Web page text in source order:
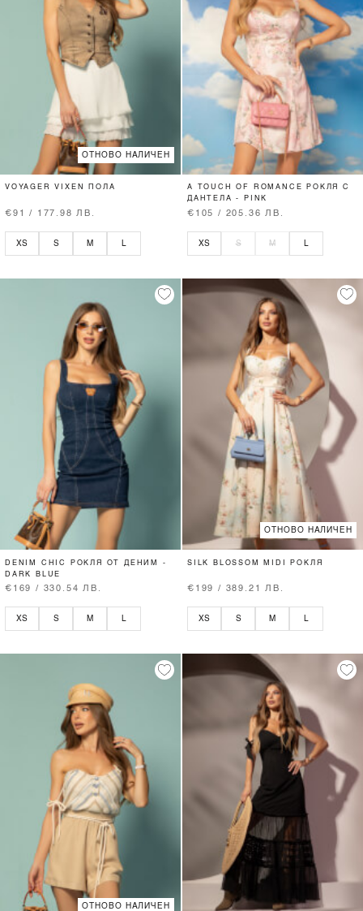
ОТНОВО НАЛИЧЕН
VOYAGER VIXEN ПОЛА
€91 / 177.98 ЛВ.
XS S M
A TOUCH OF ROMANCE РОКЛЯ С
ДАНТЕЛА - PINK
€105 / 205.36 ЛВ.
XS S M
DENIM CHIC РОКЛЯ ОТ ДЕНИМ -
DARK BLUE
€169 / 330.54 ЛВ.
XS S M L
ОТНОВО НАЛИЧЕН
SILK BLOSSOM MIDI РОКЛЯ
€199 / 389.21 ЛВ.
XS S M L
ОТНОВО НАЛИЧЕН